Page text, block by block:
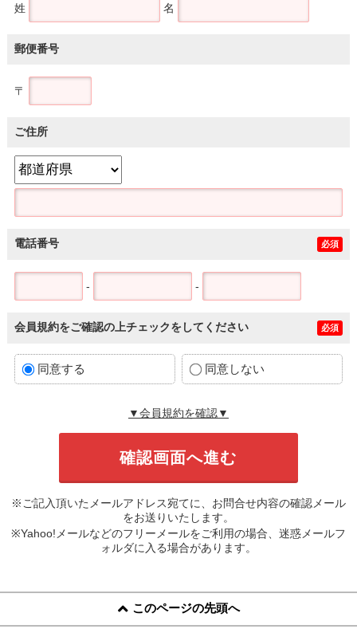
姓 名
郵便番号
〒
ご住所
電話番号 必須
- -
会員規約をご確認の上チェックをしてください 必須
同意する 同意しない
▼会員規約を確認▼
※ご記入頂いたメールアドレス宛てに、お問合せ内容の確認メール
をお送りいたします。
※Yahoo!メールなどのフリーメールをご利用の場合、迷惑メールフ
ォルダに入る場合があります。
このページの先頭へ